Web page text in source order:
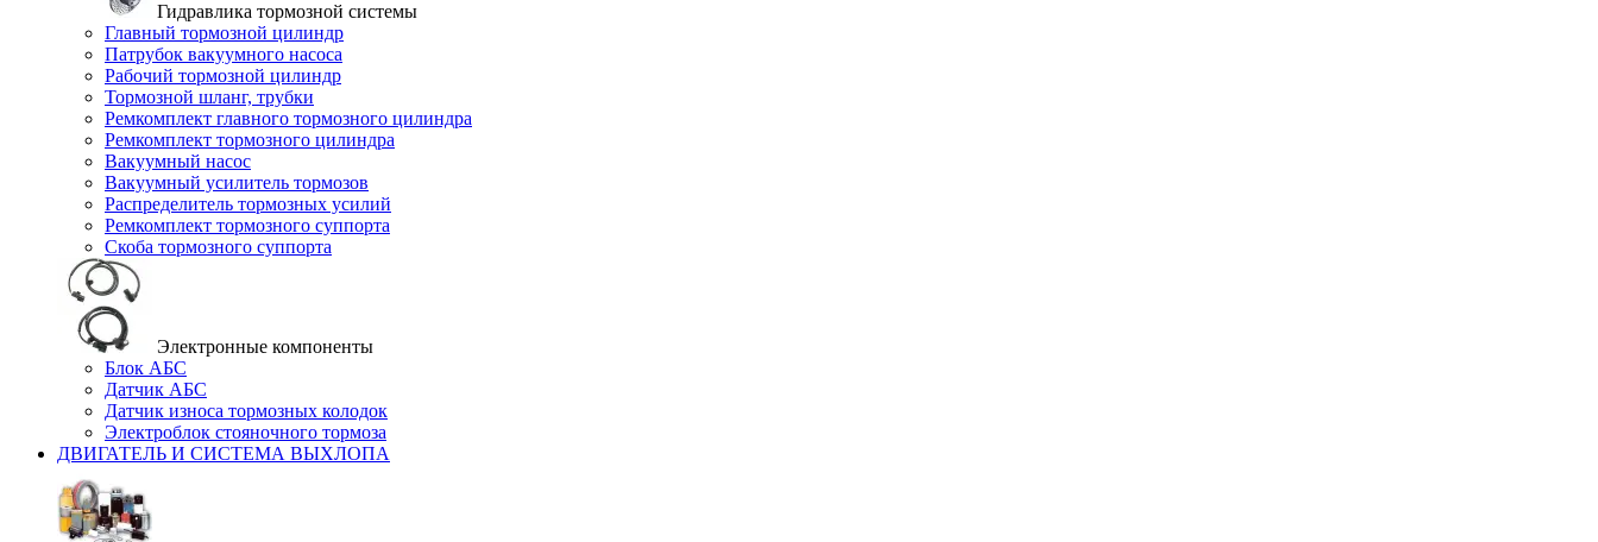
Гидравлика тормозной системы
Главный тормозной цилиндр
Патрубок вакуумного насоса
Рабочий тормозной цилиндр
Тормозной шланг, трубки
Ремкомплект главного тормозного цилиндра
Ремкомплект тормозного цилиндра
Вакуумный насос
Вакуумный усилитель тормозов
Распределитель тормозных усилий
Ремкомплект тормозного суппорта
Скоба тормозного суппорта
Электронные компоненты
Блок АБС
Датчик АБС
Датчик износа тормозных колодок
Электроблок стояночного тормоза
ДВИГАТЕЛЬ И СИСТЕМА ВЫХЛОПА